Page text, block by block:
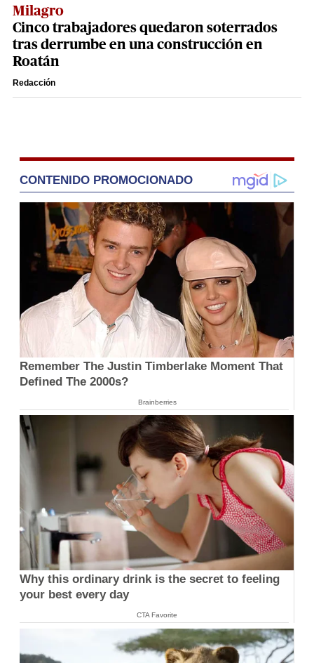
Milagro
Cinco trabajadores quedaron soterrados
tras derrumbe en una construcción en
Roatán
Redacción
CONTENIDO PROMOCIONADO
Remember The Justin Timberlake Moment That
Defined The 2000s?
Brainberries
Why this ordinary drink is the secret to feeling
your best every day
CTA Favorite